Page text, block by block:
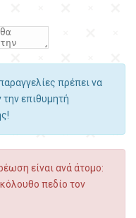
πρέπει να
την επιθυμητή
είναι ανά άτομο:
πεδίο τον